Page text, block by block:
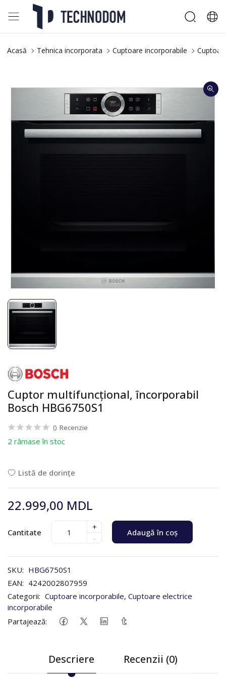
Acasă Tehnica incorporata Cuptoare incorporabile
Cuptor multifuncțional, încorporabil
Bosch HBG6750S1
0 Recenzie
2 rămase în stoc
Listă de dorințe
22.999,00 MDL
Cantitate
+
-
Adaugă în coș
SKU: HBG6750S1
EAN: 4242002807959
Categorii: Cuptoare incorporabile, Cuptoare electrice
incorporabile
Partajează:
Descriere Recenzii (0)